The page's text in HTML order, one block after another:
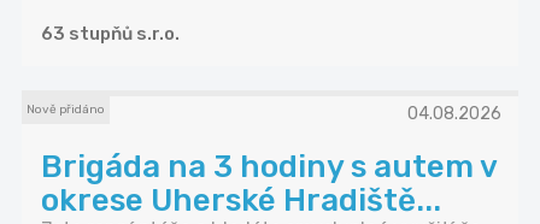
63 stupňů s.r.o.
Nově přidáno 04.08.2026
Brigáda na 3 hodiny s autem v
okrese Uherské Hradiště...